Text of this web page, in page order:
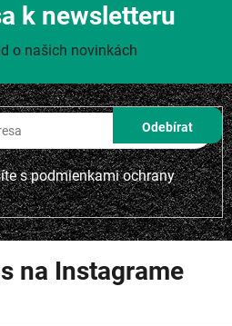
spodmienkami ochrany
k newsletteru
o našich novinkách
na Instagrame